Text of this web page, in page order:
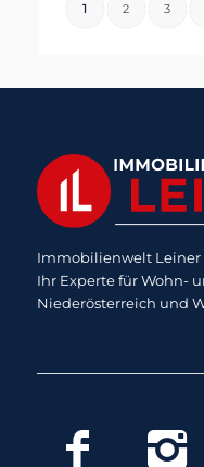
1 2 3
Immobilienwelt Leiner
Ihr Experte für Wohn-
Niederösterreich und